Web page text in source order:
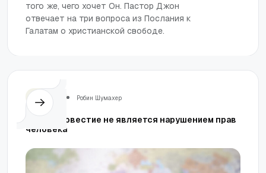
того же, чего хочет Он. Пастор Джон
отвечает на три вопроса из Послания к
Галатам о христианской свободе.
Робин Шумахер
Нет, благовестие не является нарушением прав
человека